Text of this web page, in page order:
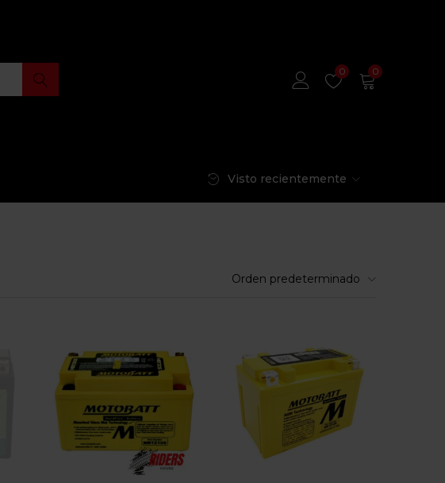
0 0
Visto recientemente
Orden predeterminado